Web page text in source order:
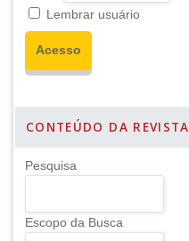
Lembrar usuário
CONTEÚDO DA REVISTA
Pesquisa
Escopo da Busca